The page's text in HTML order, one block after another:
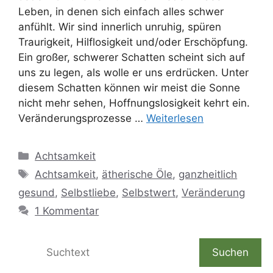
Leben, in denen sich einfach alles schwer
anfühlt. Wir sind innerlich unruhig, spüren
Traurigkeit, Hilflosigkeit und/oder Erschöpfung.
Ein großer, schwerer Schatten scheint sich auf
uns zu legen, als wolle er uns erdrücken. Unter
diesem Schatten können wir meist die Sonne
nicht mehr sehen, Hoffnungslosigkeit kehrt ein.
Veränderungsprozesse … Weiterlesen
Kategorien
Achtsamkeit
Schlagwörter
Achtsamkeit, ätherische Öle, ganzheitlich
gesund , Selbstliebe, Selbstwert, Veränderung
1 Kommentar
Suchen